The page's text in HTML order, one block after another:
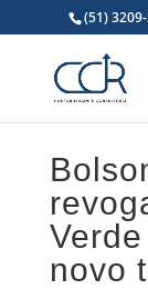
(51)
novo